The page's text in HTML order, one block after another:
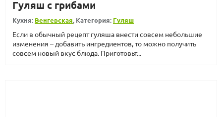
Гуляш с грибами
Кухня: Венгерская, Категория: Гуляш
Если в обычный рецепт гуляша внести совсем небольшие
изменения – добавить ингредиентов, то можно получить
совсем новый вкус блюда. Приготовьт...